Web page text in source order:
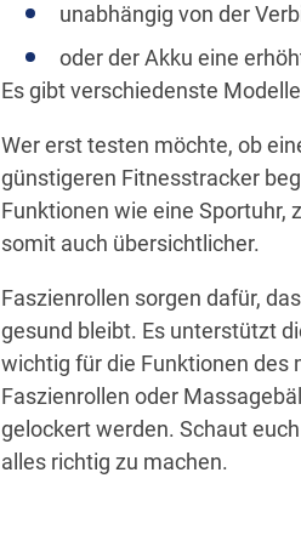
unabhängig von der
oder der Akku eine
Es gibt verschiedenste
Wer erst testen möchte, ob
günstigeren Fitnesstracker
Funktionen wie eine Sportuhr,
somit auch übersichtlicher.
Faszienrollen sorgen dafür,
gesund bleibt. Es unterstützt
wichtig für die Funktionen des
Faszienrollen oder
gelockert werden. Schaut
alles richtig zu machen.